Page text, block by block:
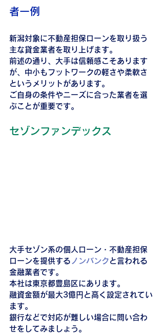
者一例
新潟対象に不動産担保ローンを取り扱う
主な貸金業者を取り上げます。
前述の通り、大手は信頼感こそあります
が、中小もフットワークの軽さや柔軟さ
というメリットがあります。
ご自身の条件やニーズに合った業者を選
ぶことが重要です。
セゾンファンデックス
大手セゾン系の個人ローン・不動産担保
ローンを提供する ノンバンク と言われる
金融業者です。
本社は東京都豊島区にあります。
融資金額が最大3億円と高く設定されてい
ます。
銀行などで対応が難しい場合に問い合わ
せをしてみましょう。